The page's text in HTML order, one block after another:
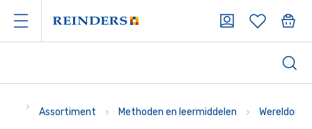
Assortiment Methoden en leermiddelen